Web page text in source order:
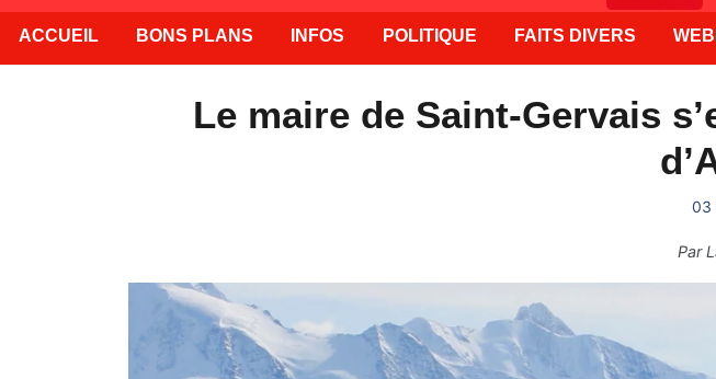
ACCUEIL BONS PLANS INFOS POLITIQUE FAITS DIVERS
Le maire de Saint-Gervais
03
Par